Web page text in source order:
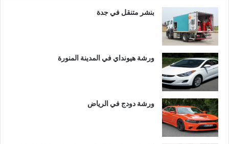
بنشر متنقل في جدة
ورشة هيونداي في المدينة المنورة
ورشة دودج في الرياض